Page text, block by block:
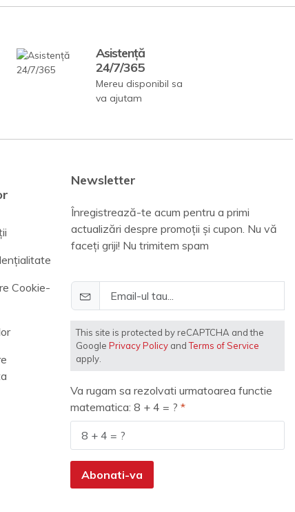
Asistență
24/7/365
Mereu disponibil sa
va ajutam
Cookie-
Newsletter
Înregistrează-te acum pentru a primi
actualizări despre promoții și cupon. Nu vă
faceți griji! Nu trimitem spam
This site is protected by reCAPTCHA and the
Google Privacy PolicyandTerms of Service
apply.
Va rugam sa rezolvati urmatoarea functie
matematica: 8 + 4 = ?
Abonati-va